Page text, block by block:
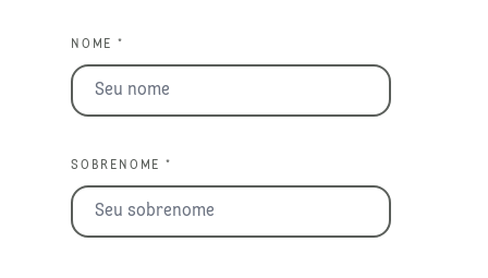
NOME *
SOBRENOME *